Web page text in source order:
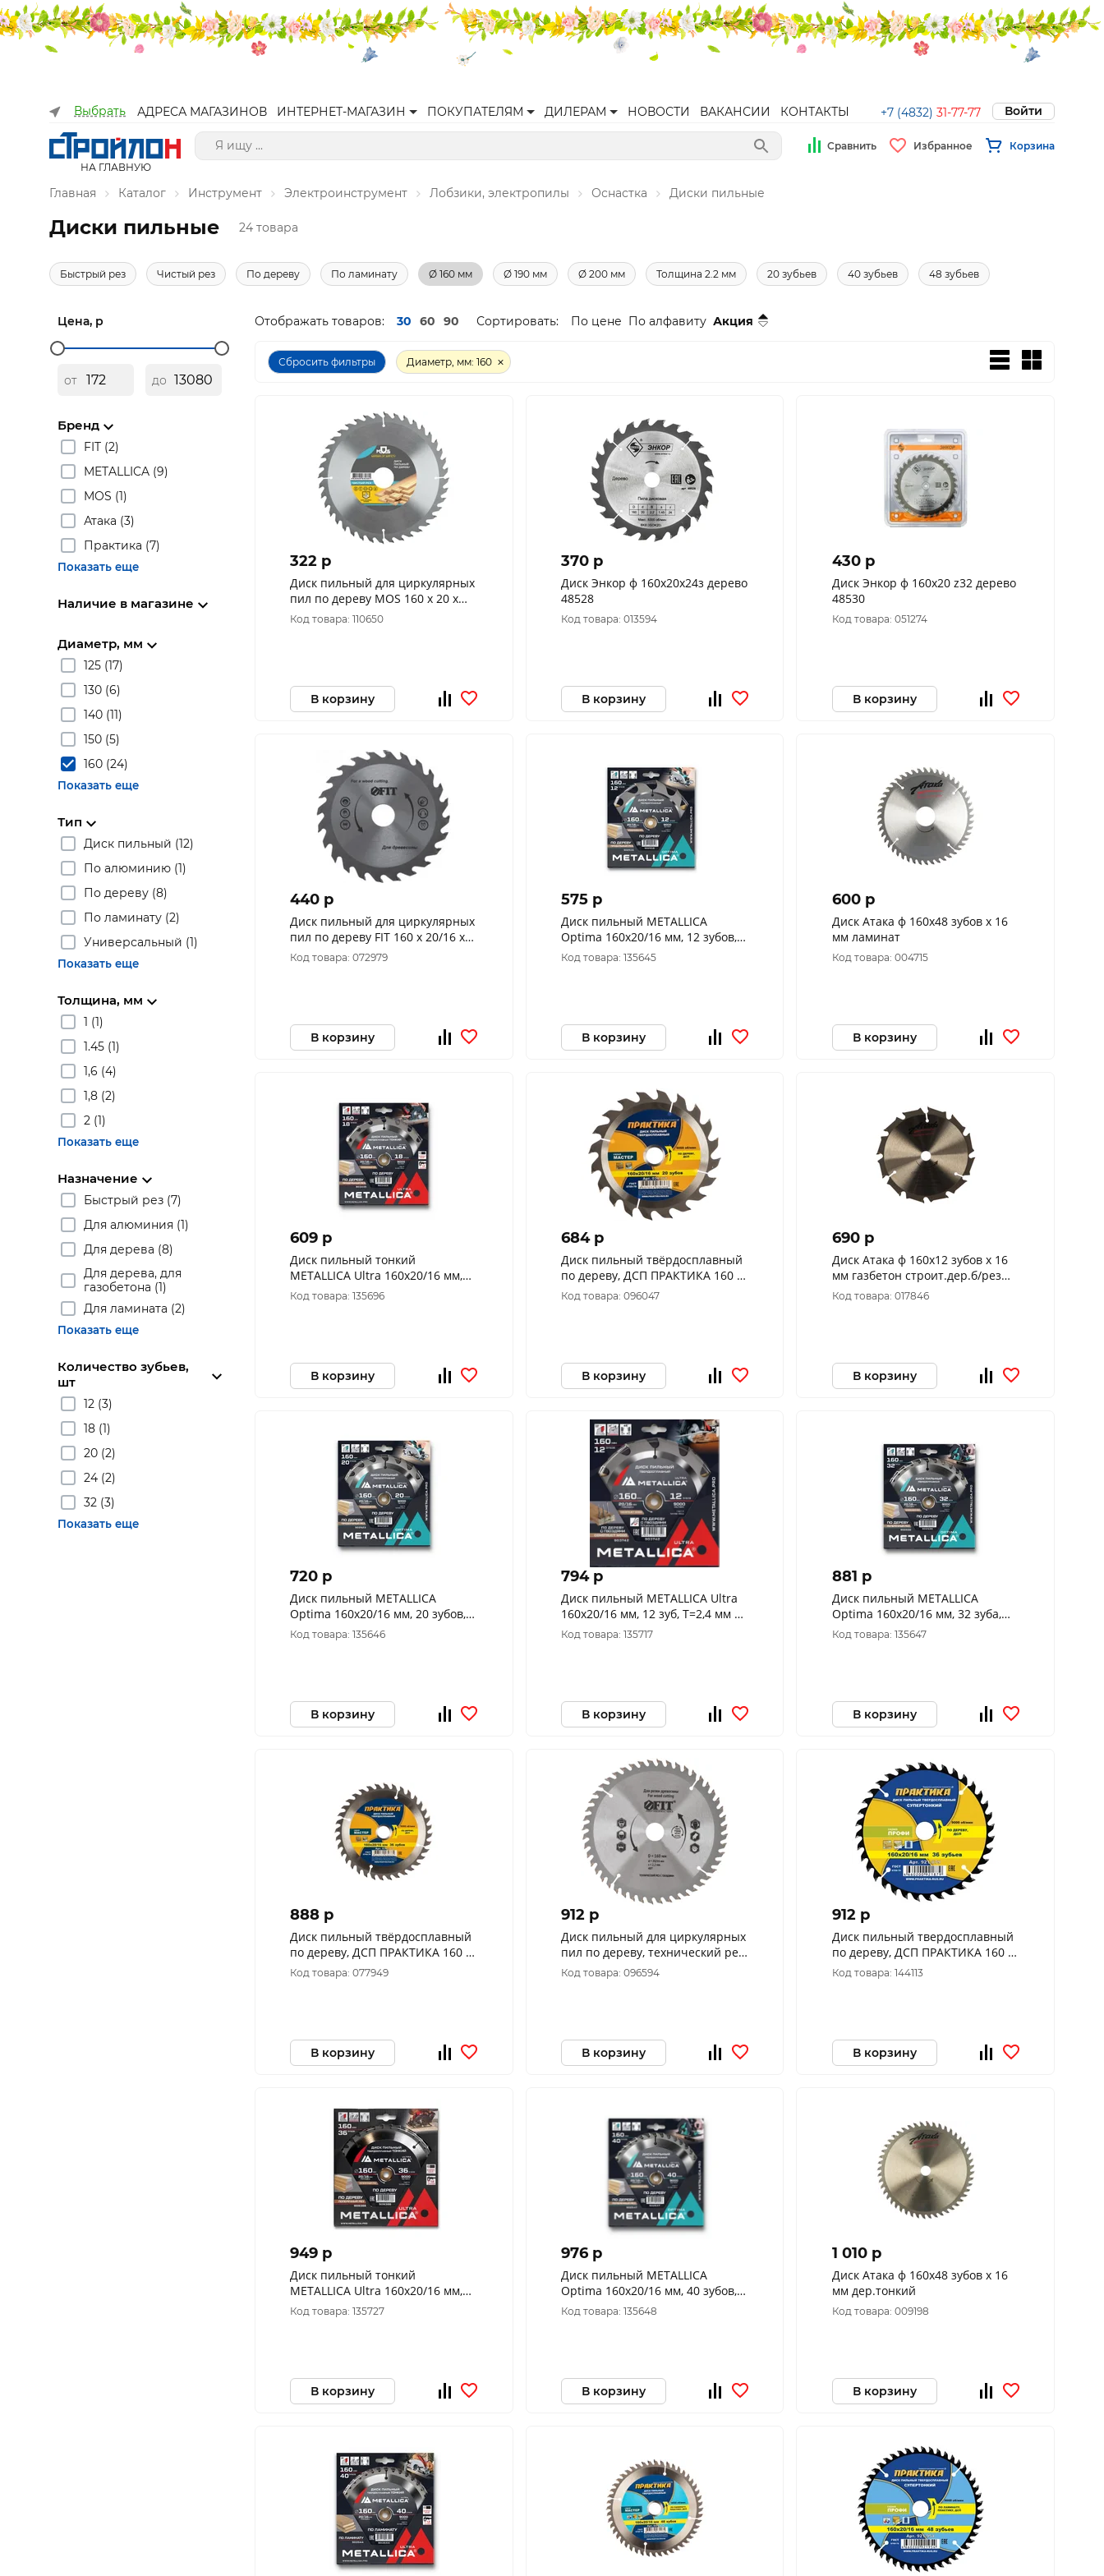
Выбрать АДРЕСА МАГАЗИНОВ ИНТЕРНЕТ-МАГАЗИН ПОКУПАТЕЛЯМ ДИЛЕРАМ НОВОСТИ ВАКАНСИИ КОНТАКТЫ +7 (4832) 31-77-77 Войти
НА ГЛАВНУЮ
Сравнить Избранное Корзина
Главная Каталог Инструмент Электроинструмент Лобзики, электропилы Оснастка Диски пильные
Диски пильные 24 товара
Быстрый рез Чистый рез По дереву По ламинату Ø 160 мм Ø 190 мм Ø 200 мм Толщина 2.2 мм 20 зубьев 40 зубьев 48 зубьев
Цена, р
от до
Бренд
FIT (2)
METALLICA (9)
MOS (1)
Атака (3)
Практика (7)
Показать еще
Наличие в магазине
Диаметр, мм
125 (17)
130 (6)
140 (11)
150 (5)
160 (24)
Показать еще
Тип
Диск пильный (12)
По алюминию (1)
По дереву (8)
По ламинату (2)
Универсальный (1)
Показать еще
Толщина, мм
1 (1)
1.45 (1)
1,6 (4)
1,8 (2)
2 (1)
Показать еще
Назначение
Быстрый рез (7)
Для алюминия (1)
Для дерева (8)
Для дерева, для
газобетона (1)
Для ламината (2)
Показать еще
Количество зубьев,
шт
12 (3)
18 (1)
20 (2)
24 (2)
32 (3)
Показать еще
Отображать товаров: 30 60 90 Сортировать: По цене По алфавиту Акция
Сбросить фильтры Диаметр, мм: 160
322 p
Диск пильный для циркулярных
пил по дереву MOS 160 х 20 х
24T + кольцо 20/16 мм 37655М
Код товара: 110650
В корзину
370 p
Диск Энкор ф 160х20х24з дерево
48528
Код товара: 013594
В корзину
430 p
Диск Энкор ф 160х20 z32 дерево
48530
Код товара: 051274
В корзину
440 p
Диск пильный для циркулярных
пил по дереву FIT 160 х 20/16 х
32T 37729
Код товара: 072979
В корзину
575 p
Диск пильный METALLICA
Optima 160x20/16 мм, 12 зубов,
Т=2,4 мм по дереву продольный,
902516
Код товара: 135645
В корзину
600 p
Диск Атака ф 160х48 зубов х 16
мм ламинат
Код товара: 004715
В корзину
609 p
Диск пильный тонкий
METALLICA Ultra 160x20/16 мм,
18 зуб, Т=1,6 мм по дереву
продольн., 903445
Код товара: 135696
В корзину
684 p
Диск пильный твёрдосплавный
по дереву, ДСП ПРАКТИКА 160 х
20\16 мм, 20 зубов 030-368
Код товара: 096047
В корзину
690 p
Диск Атака ф 160х12 зубов х 16
мм газбетон строит.дер.б/рез
7088850
Код товара: 017846
В корзину
720 p
Диск пильный METALLICA
Optima 160x20/16 мм, 20 зубов,
Т=2,4 мм по дереву продольный,
902523
Код товара: 135646
В корзину
794 p
Диск пильный METALLICA Ultra
160x20/16 мм, 12 зуб, Т=2,4 мм по
строй древесине/гвозди, 903742
Код товара: 135717
В корзину
881 p
Диск пильный METALLICA
Optima 160x20/16 мм, 32 зуба,
Т=2,4 мм по дереву прод/
поперечн, 902530
Код товара: 135647
В корзину
888 p
Диск пильный твёрдосплавный
по дереву, ДСП ПРАКТИКА 160 х
20\16 мм, 36 зубов 030-375
Код товара: 077949
В корзину
912 p
Диск пильный для циркулярных
пил по дереву, технический рез
с гвоздями FIT 160 х 20/16 х 48T
37703
Код товара: 096594
В корзину
912 p
Диск пильный твердосплавный
по дереву, ДСП ПРАКТИКА 160 х
20\16 мм, ТОНКИЙ, 36 зубьев
(921-879)
Код товара: 144113
В корзину
949 p
Диск пильный тонкий
METALLICA Ultra 160x20/16 мм,
36 зуб, Т=1,6 мм по дереву
поперечн., 909386
Код товара: 135727
В корзину
976 p
Диск пильный METALLICA
Optima 160x20/16 мм, 40 зубов,
Т=2,4 мм по дереву поперечный,
902547
Код товара: 135648
В корзину
1 010 p
Диск Атака ф 160х48 зубов х 16
мм дер.тонкий
Код товара: 009198
В корзину